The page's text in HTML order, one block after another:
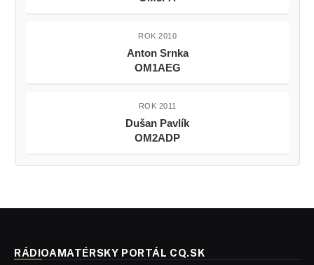
ROK 2010
Anton Srnka
OM1AEG
ROK 2011
Dušan Pavlík
OM2ADP
RÁDIOAMATÉRSKY PORTÁL CQ.SK